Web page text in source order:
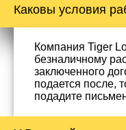
Каковы условия
Компания Tiger
безналичному
заключенного
подается после,
подадите